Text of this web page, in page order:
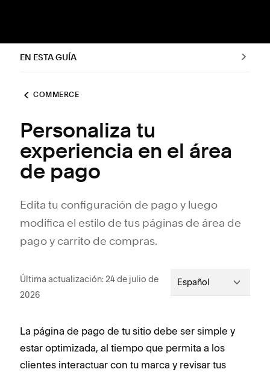
EN ESTA GUÍA
COMMERCE
Personaliza tu
experiencia en el área
de pago
Edita tu configuración de pago y luego
modifica el estilo de tus páginas de área de
pago y carrito de compras.
Última actualización: 24 de julio de
2026
Español
La página de pago de tu sitio debe ser simple y
estar optimizada, al tiempo que permita a los
clientes interactuar con tu marca y revisar tus